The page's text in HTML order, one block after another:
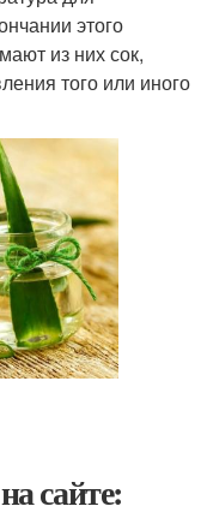
этого
из них сок,
того или иного
сайте: